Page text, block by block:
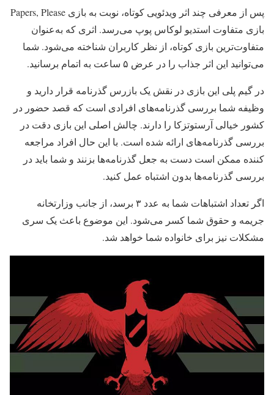
پس از معرفی چند اثر ویدئویی کوتاه، نوبت به بازی Papers, Please
بازی متفاوت استدیو لوکاس پوپ می‌رسد. اثری که به‌عنوان
متفاوت‌ترین بازی کوتاه، از نظر کاربران شناخته می‌شود. شما
می‌توانید این اثر جذاب را در عرض ۵ ساعت به اتمام برسانید.
در گیم پلی این بازی در نقش یک بازرس گذرنامه قرار دارید و
وظیفه شما بررسی گذرنامه‌های افرادی است که قصد حضور در
کشور خیالی آرستوتزکا را دارند. چالش اصلی این بازی دقت در
بررسی گذرنامه‌های ارائه شده است. با این حال افراد مراجعه
کننده ممکن است دست به جعل گذرنامه‌ها بزنند و شما باید در
بررسی گذرنامه‌ها بدون اشتباه عمل کنید.
اگر تعداد اشتباهات شما به عدد ۳ برسد، از جانب وزارتخانه
جریمه و حقوق شما کسر می‌شود. این موضوع باعث یک سری
مشکلات نیز برای خانواده شما خواهد شد.